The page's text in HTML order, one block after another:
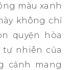
màu xanh
không chỉ
quyện hòa
tự nhiên của
cảnh mang